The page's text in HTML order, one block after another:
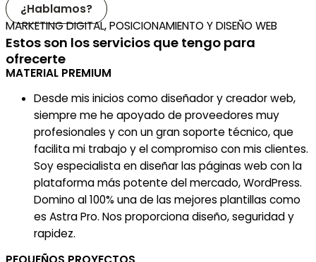
¿Hablamos?
MARKETING DIGITAL, POSICIONAMIENTO Y DISEÑO WEB
Estos son los servicios que tengo para
ofrecerte
MATERIAL PREMIUM
Desde mis inicios como diseñador y creador web,
siempre me he apoyado de proveedores muy
profesionales y con un gran soporte técnico, que
facilita mi trabajo y el compromiso con mis clientes.
Soy especialista en diseñar las páginas web con la
plataforma más potente del mercado, WordPress.
Domino al 100% una de las mejores plantillas como
es Astra Pro. Nos proporciona diseño, seguridad y
rapidez.